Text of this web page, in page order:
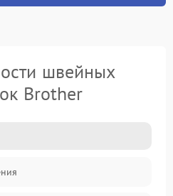
швейных
Brother